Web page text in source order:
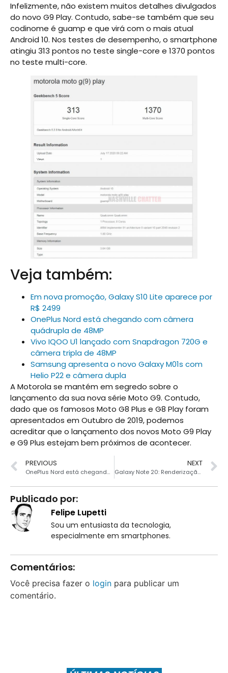
Infelizmente, não existem muitos detalhes divulgados
do novo G9 Play. Contudo, sabe-se também que seu
codinome é guamp e que virá com o mais atual
Android 10. Nos testes de desempenho, o smartphone
atingiu 313 pontos no teste single-core e 1370 pontos
no teste multi-core.
Veja também:
Em nova promoção, Galaxy S10 Lite aparece por
R$ 2499
OnePlus Nord está chegando com câmera
quádrupla de 48MP
Vivo IQOO U1 lançado com Snapdragon 720G e
câmera tripla de 48MP
Samsung apresenta o novo Galaxy M01s com
Helio P22 e câmera dupla
A Motorola se mantém em segredo sobre o
lançamento da sua nova série Moto G9. Contudo,
dado que os famosos Moto G8 Plus e G8 Play foram
apresentados em Outubro de 2019, podemos
acreditar que o lançamento dos novos Moto G9 Play
e G9 Plus estejam bem próximos de acontecer.
PREVIOUS
OnePlus Nord está chegando com câmera quádrupla de 48MP
NEXT
Galaxy Note 20: Renderização em vídeo mostra tela plana e câmera tripla
Publicado por:
Felipe Lupetti
Sou um entusiasta da tecnologia,
especialmente em smartphones.
Comentários:
Você precisa fazer o login para publicar um
comentário.